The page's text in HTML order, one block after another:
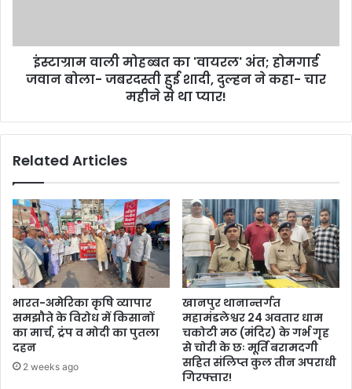
बोला-
जबरदस्ती
ने
चार
था
प्यार!
इंस्टाग्राम वाली मोहब्बत का 'वायरल' अंत; होमगार्ड
जवान बोला- जबरदस्ती हुई शादी, दुल्हन ने कहा- चार
महीने से था प्यार!
Related Articles
भारत-अमेरिका कृषि व्यापार
समझौते के विरोध में किसानों
का मार्च, ट्रंप व मोदी का पुतला
दहन
2 weeks ago
खानपुर थानान्तर्गत
महामंडलेश्वर 24 अवतार धाम
चकोटी मठ (मंदिर) के गर्भ गृह
से चोरी के छः मूर्ति बरामदगी
सहित संलिप्त कुल तीन अपराधी
गिरफ्तार!